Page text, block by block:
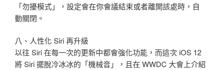
「勿擾模式」，設定會在你會議結束或者離開該處時，自
動關閉。
八、人性化 Siri 再升級
以往 Siri 在每一次的更新中都會強化功能，而這次 iOS 12
將 Siri 擺脫冷冰冰的「機械音」，且在 WWDC 大會上介紹